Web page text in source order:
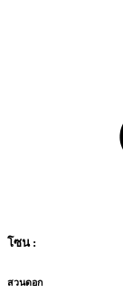
โซน :
สวนดอก